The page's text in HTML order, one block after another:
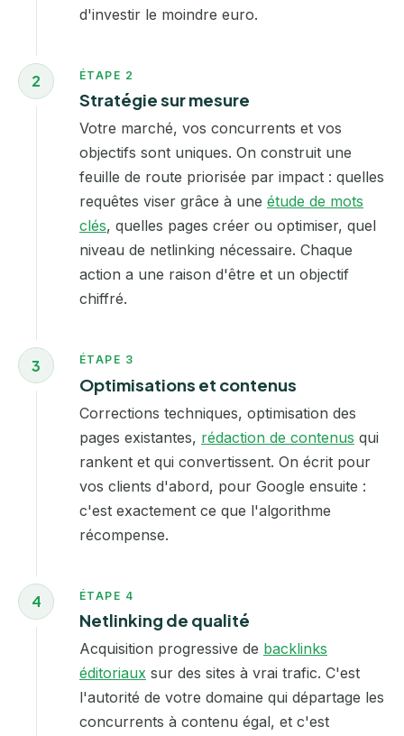
d'investir le moindre euro.
2 ÉTAPE 2
Stratégie sur mesure
Votre marché, vos concurrents et vos
objectifs sont uniques. On construit une
feuille de route priorisée par impact : quelles
requêtes viser grâce à une étude de mots
clés, quelles pages créer ou optimiser, quel
niveau de netlinking nécessaire. Chaque
action a une raison d'être et un objectif
chiffré.
3 ÉTAPE 3
Optimisations et contenus
Corrections techniques, optimisation des
pages existantes, rédaction de contenus qui
rankent et qui convertissent. On écrit pour
vos clients d'abord, pour Google ensuite :
c'est exactement ce que l'algorithme
récompense.
4 ÉTAPE 4
Netlinking de qualité
Acquisition progressive de backlinks
éditoriaux sur des sites à vrai trafic. C'est
l'autorité de votre domaine qui départage les
concurrents à contenu égal, et c'est